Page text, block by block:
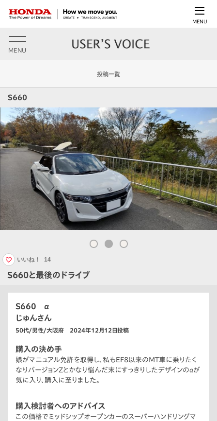
MENU
MENU
投稿一覧
S660
S660と最後のドライブ
いいね！ 14
S660 α
じゅんさん
50代/男性/大阪府 2024年12月12日投稿
購入の決め手
娘がマニュアル免許を取得し、私もEF8以来のMT車に乗りたく
なりバージョンZとかなり悩んだ末にすっきりしたデザインのαが
気に入り、購入に至りました。
購入検討者へのアドバイス
この価格でミッドシップオープンカーのスーパーハンドリングマ